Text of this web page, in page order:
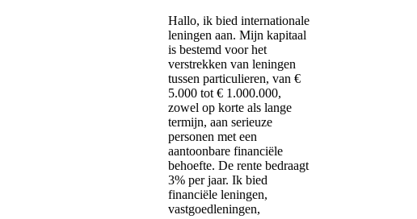
Hallo, ik bied internationale
leningen aan. Mijn kapitaal
is bestemd voor het
verstrekken van leningen
tussen particulieren, van €
5.000 tot € 1.000.000,
zowel op korte als lange
termijn, aan serieuze
personen met een
aantoonbare financiële
behoefte. De rente bedraagt ​​
3% per jaar. Ik bied
financiële leningen,
vastgoedleningen,